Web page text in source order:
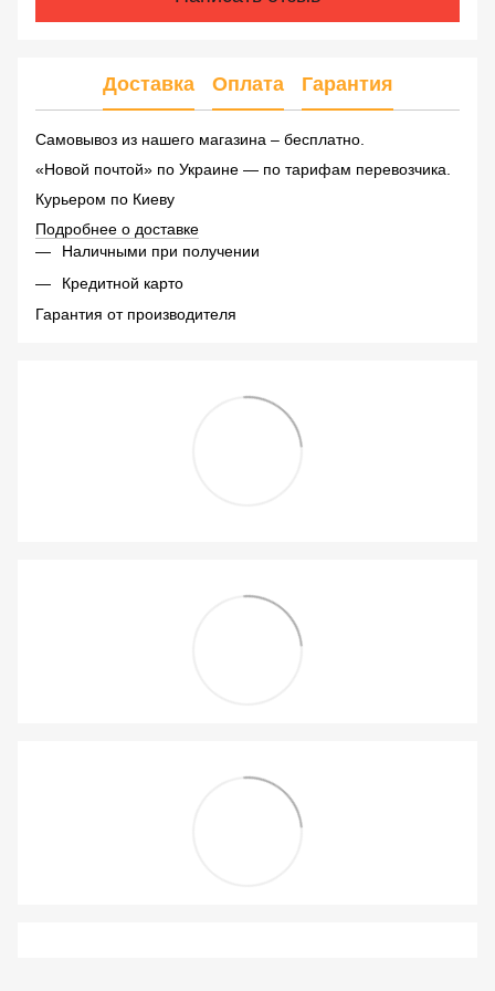
Доставка Оплата Гарантия
Самовывоз из нашего магазина – бесплатно.
«Новой почтой» по Украине — по тарифам перевозчика.
Курьером по Киеву
Подробнее о доставке
Наличными при получении
Кредитной карто
Гарантия от производителя